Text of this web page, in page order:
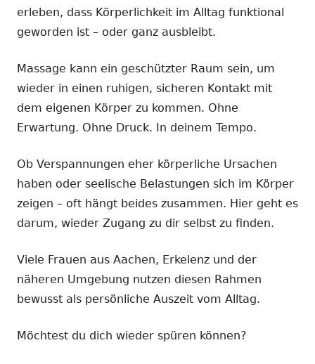
erleben, dass Körperlichkeit im Alltag funktional
geworden ist – oder ganz ausbleibt.
Massage kann ein geschützter Raum sein, um
wieder in einen ruhigen, sicheren Kontakt mit
dem eigenen Körper zu kommen. Ohne
Erwartung. Ohne Druck. In deinem Tempo.
Ob Verspannungen eher körperliche Ursachen
haben oder seelische Belastungen sich im Körper
zeigen – oft hängt beides zusammen. Hier geht es
darum, wieder Zugang zu dir selbst zu finden.
Viele Frauen aus Aachen, Erkelenz und der
näheren Umgebung nutzen diesen Rahmen
bewusst als persönliche Auszeit vom Alltag.
Möchtest du dich wieder spüren können?